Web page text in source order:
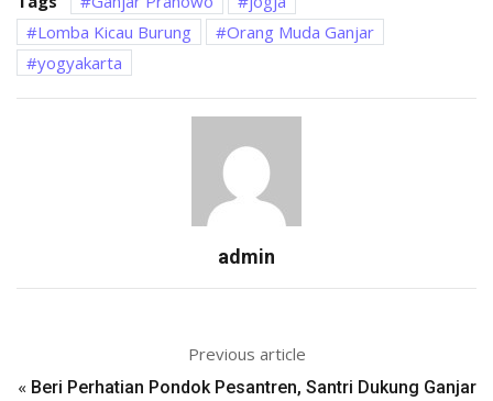
Lomba Kicau Burung
Orang Muda Ganjar
yogyakarta
admin
Previous article
« Beri Perhatian Pondok Pesantren, Santri Dukung Ganjar